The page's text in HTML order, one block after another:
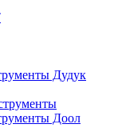
Дудук
Доол